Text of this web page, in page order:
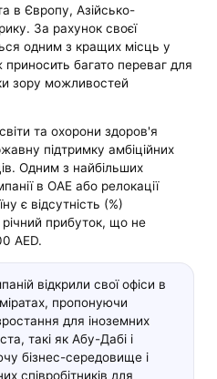
в Європу, Азійсько-
За рахунок своєї
одним з кращих місць у
багато переваг для
зору можливостей
та охорони здоров'я
підтримку амбіційних
Одним з найбільших
в ОАЕ або релокації
є відсутність (%)
прибуток, що не
AED.
відкрили свої офіси в
пропонуючи
для іноземних
такі як Абу-Дабі і
бізнес-середовище і
співробітників для